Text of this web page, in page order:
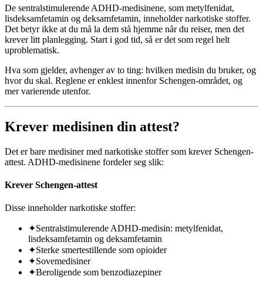
De sentralstimulerende ADHD-medisinene, som metylfenidat,
lisdeksamfetamin og deksamfetamin, inneholder narkotiske stoffer.
Det betyr ikke at du må la dem stå hjemme når du reiser, men det
krever litt planlegging. Start i god tid, så er det som regel helt
uproblematisk.
Hva som gjelder, avhenger av to ting: hvilken medisin du bruker, og
hvor du skal. Reglene er enklest innenfor Schengen-området, og
mer varierende utenfor.
Krever medisinen din attest?
Det er bare medisiner med narkotiske stoffer som krever Schengen-
attest. ADHD-medisinene fordeler seg slik:
Krever Schengen-attest
Disse inneholder narkotiske stoffer:
✦Sentralstimulerende ADHD-medisin: metylfenidat,
lisdeksamfetamin og deksamfetamin
✦Sterke smertestillende som opioider
✦Sovemedisiner
✦Beroligende som benzodiazepiner